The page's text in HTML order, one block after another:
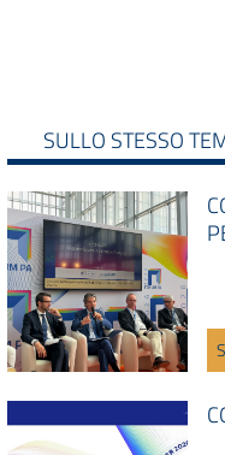
SULLO STESSO